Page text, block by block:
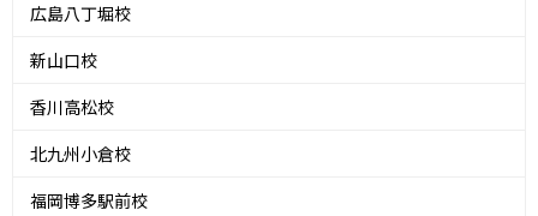
広島八丁堀校
新山口校
香川高松校
北九州小倉校
福岡博多駅前校